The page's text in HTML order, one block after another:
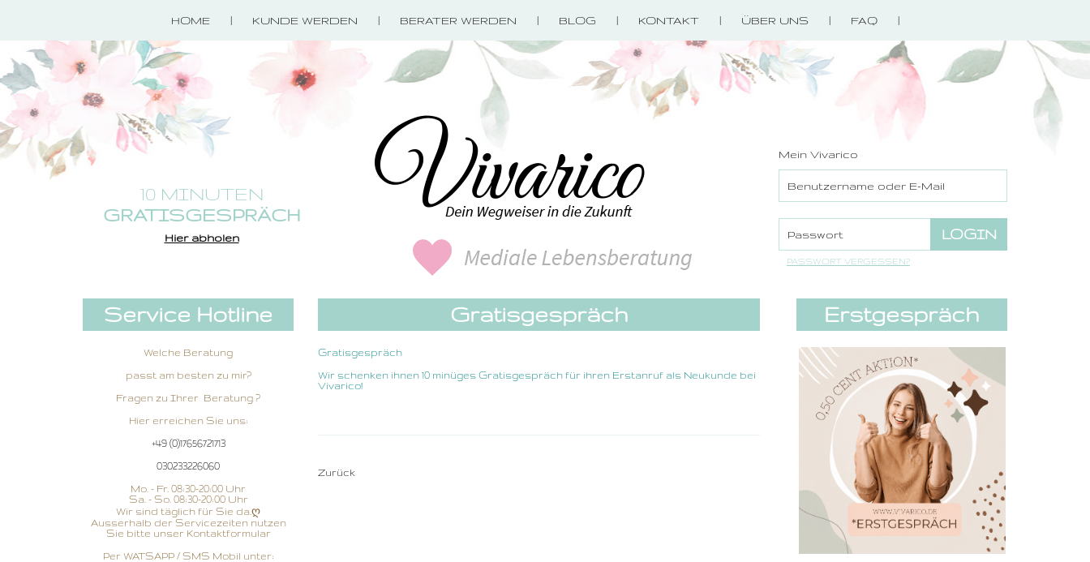
HOME KUNDE WERDEN BERATER WERDEN BLOG KONTAKT ÜBER UNS FAQ
10 MINUTEN
GRATISGESPRÄCH
Hier abholen
Mein Vivarico
PASSWORT VERGESSEN?
Service Hotline
Welche Beratung
passt am besten zu mir?
Fragen zu Ihrer Beratung ?
Hier erreichen Sie uns:
+49 (0)17656721713
030233226060
Mo. - Fr. 08:30-20:00 Uhr
Sa. - So. 08:30-20:00 Uhr
Wir sind täglich für Sie da.ღ
Ausserhalb der Servicezeiten nutzen
Sie bitte unser Kontaktformular
Per WATSAPP / SMS Mobil unter:
Gratisgespräch
Gratisgespräch
Wir schenken ihnen 10 minüges Gratisgespräch für ihren Erstanruf als Neukunde bei
Vivarico!
Zurück
Erstgespräch